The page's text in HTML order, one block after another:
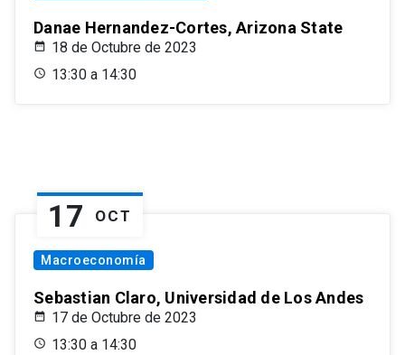
Danae Hernandez-Cortes, Arizona State
18 de Octubre de 2023
13:30 a 14:30
17 OCT
Macroeconomía
Sebastian Claro, Universidad de Los Andes
17 de Octubre de 2023
13:30 a 14:30